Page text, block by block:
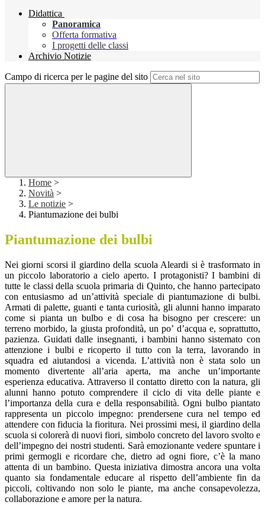
Didattica
Panoramica
Offerta formativa
I progetti delle classi
Archivio Notizie
Campo di ricerca per le pagine del sito
Home >
Novità >
Le notizie >
Piantumazione dei bulbi
Piantumazione dei bulbi
Nei giorni scorsi il giardino della scuola Aleardi si è trasformato in
un piccolo laboratorio a cielo aperto. I protagonisti? I bambini di
tutte le classi della scuola primaria di Quinto, che hanno partecipato
con entusiasmo ad un’attività speciale di piantumazione di bulbi.
Armati di palette, guanti e tanta curiosità, gli alunni hanno imparato
come si pianta un bulbo e di cosa ha bisogno per crescere: un
terreno morbido, la giusta profondità, un po’ d’acqua e, soprattutto,
pazienza. Guidati dalle insegnanti, i bambini hanno sistemato con
attenzione i bulbi e ricoperto il tutto con la terra, lavorando in
squadra ed aiutandosi a vicenda. L’attività non è stata solo un
momento divertente all’aria aperta, ma anche un’importante
esperienza educativa. Attraverso il contatto diretto con la natura, gli
alunni hanno potuto comprendere il ciclo di vita delle piante e
l’importanza della cura e della responsabilità. Ogni bulbo piantato
rappresenta un piccolo impegno: prendersene cura nel tempo ed
attendere con fiducia la fioritura. Nei prossimi mesi, il giardino della
scuola si colorerà di nuovi fiori, simbolo concreto del lavoro svolto e
dell’impegno dei nostri studenti. Sarà emozionante vedere spuntare i
primi germogli e ricordare che, dietro ad ogni fiore, c’è la mano
attenta di un bambino. Questa iniziativa dimostra ancora una volta
quanto sia fondamentale educare al rispetto dell’ambiente fin da
piccoli, coltivando non solo le piante, ma anche consapevolezza,
collaborazione e amore per la natura.